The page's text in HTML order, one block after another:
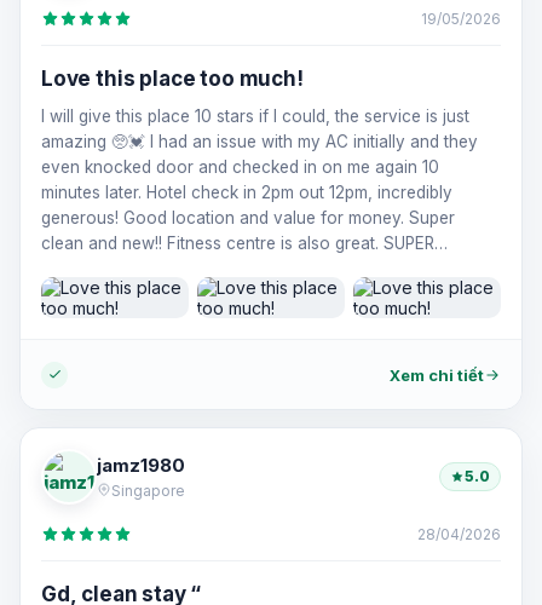
19/05/2026
Love this place too much!
I will give this place 10 stars if I could, the service is just
amazing 🥺💓 I had an issue with my AC initially and they
even knocked door and checked in on me again 10
minutes later. Hotel check in 2pm out 12pm, incredibly
generous! Good location and value for money. Super
clean and new!! Fitness centre is also great. SUPER
Xem chi tiết
jamz1980
Singapore
5.0
28/04/2026
Gd, clean stay “